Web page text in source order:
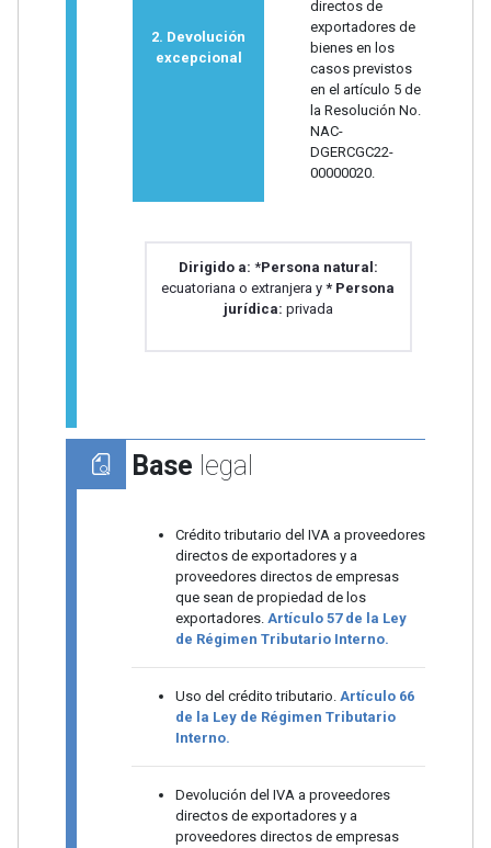
2. Devolución
excepcional
directos de
exportadores de
bienes en los
casos previstos
en el artículo 5 de
la Resolución No.
NAC-
DGERCGC22-
00000020.
Dirigido a: *Persona natural:
ecuatoriana o extranjera y * Persona
jurídica: privada
Base legal
Crédito tributario del IVA a proveedores
directos de exportadores y a
proveedores directos de empresas
que sean de propiedad de los
exportadores. Artículo 57 de la Ley
de Régimen Tributario Interno.
Uso del crédito tributario. Artículo 66
de la Ley de Régimen Tributario
Interno.
Devolución del IVA a proveedores
directos de exportadores y a
proveedores directos de empresas